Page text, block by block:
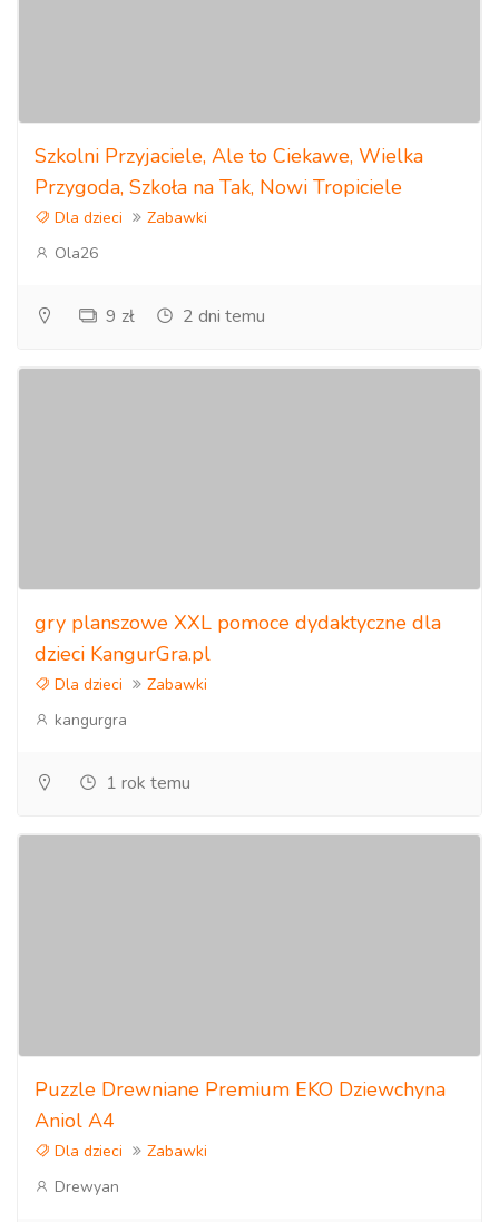
Szkolni Przyjaciele, Ale to Ciekawe, Wielka
Przygoda, Szkoła na Tak, Nowi Tropiciele
Dla dzieci
Zabawki
Ola26
9 zł 2 dni temu
gry planszowe XXL pomoce dydaktyczne dla
dzieci KangurGra.pl
Dla dzieci
Zabawki
kangurgra
1 rok temu
Puzzle Drewniane Premium EKO Dziewchyna
Aniol A4
Dla dzieci
Zabawki
Drewyan